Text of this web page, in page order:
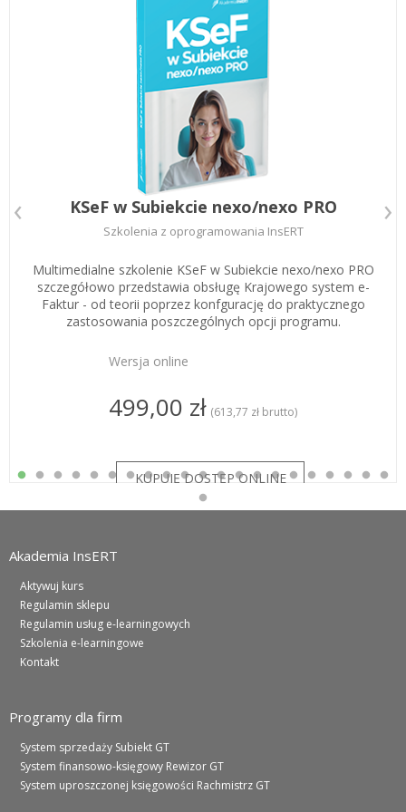
KSeF w Subiekcie nexo/nexo PRO
Szkolenia z oprogramowania InsERT
Multimedialne szkolenie KSeF w Subiekcie nexo/nexo PRO
szczegółowo przedstawia obsługę Krajowego system e-
Faktur - od teorii poprzez konfgurację do praktycznego
zastosowania poszczególnych opcji programu.
Wersja online
499,00 zł (613,77 zł brutto)
Akademia InsERT
Aktywuj kurs
Regulamin sklepu
Regulamin usług e-learningowych
Szkolenia e-learningowe
Kontakt
Programy dla firm
System sprzedaży Subiekt GT
System finansowo-księgowy Rewizor GT
System uproszczonej księgowości Rachmistrz GT